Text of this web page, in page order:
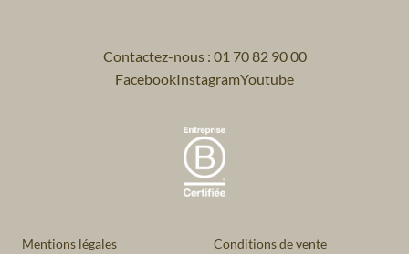
Contactez-nous : 01 70 82 90 00
FacebookInstagramYoutube
Mentions légales Conditions de vente